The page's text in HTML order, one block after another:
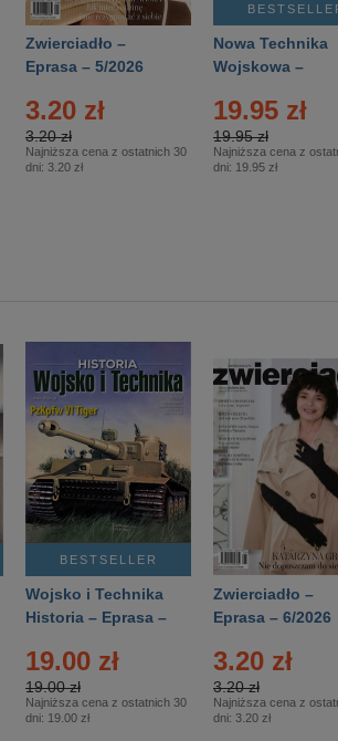
Zwierciadło –
Eprasa – 5/2026
3.20 zł
3.20 zł
Najniższa cena z ostatnich 30
dni: 3.20 zł
Nowa Technika
Wojskowa –
19.95 zł
19.95 zł
Najniższa cena z
dni: 19.95 zł
BESTSELLER
Wojsko i Technika
Historia – Eprasa –
19.00 zł
19.00 zł
Najniższa cena z ostatnich 30
dni: 19.00 zł
Zwierciadło –
Eprasa – 6/2026
3.20 zł
3.20 zł
Najniższa cena z
dni: 3.20 zł